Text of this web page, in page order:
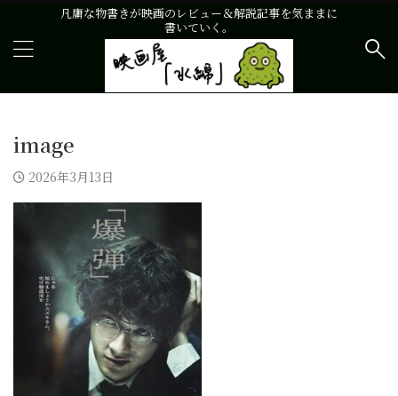
凡庸な物書きが映画のレビュー＆解説記事を気ままに
書いていく。
image
2026年3月13日